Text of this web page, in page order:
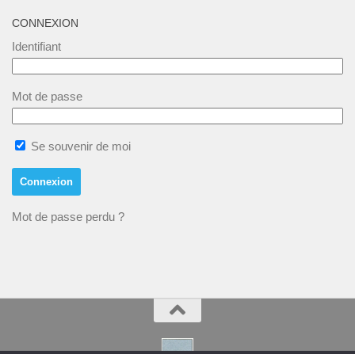
CONNEXION
Identifiant
Mot de passe
Se souvenir de moi
Mot de passe perdu ?